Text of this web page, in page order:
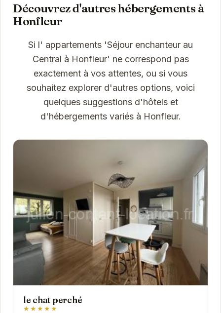
Découvrez d'autres hébergements à
Honfleur
Si l' appartements 'Séjour enchanteur au
Central à Honfleur' ne correspond pas
exactement à vos attentes, ou si vous
souhaitez explorer d'autres options, voici
quelques suggestions d'hôtels et
d'hébergements variés à Honfleur.
le chat perché
★★★★★